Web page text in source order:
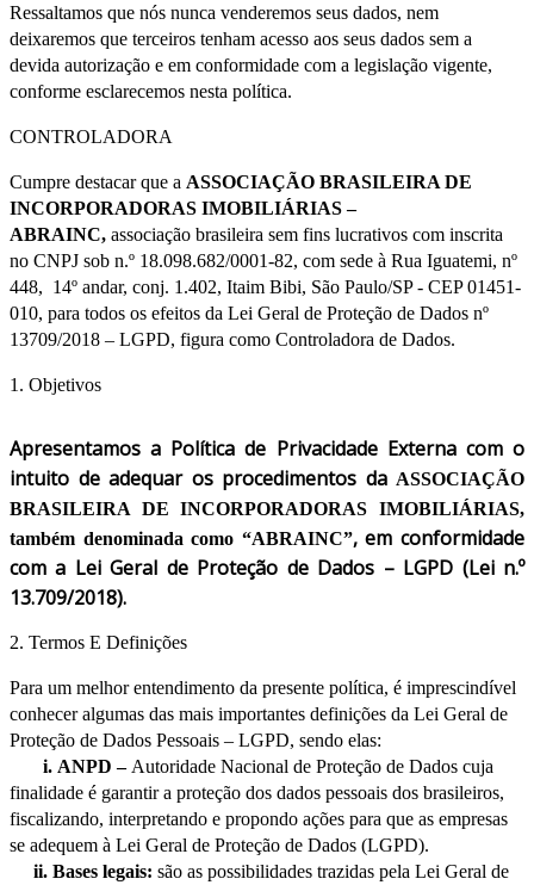
Ressaltamos que nós nunca venderemos seus dados, nem
deixaremos que terceiros tenham acesso aos seus dados sem a
devida autorização e em conformidade com a legislação vigente,
conforme esclarecemos nesta política.
CONTROLADORA
Cumpre destacar que a ASSOCIAÇÃO BRASILEIRA DE
INCORPORADORAS IMOBILIÁRIAS –
ABRAINC, associação brasileira sem fins lucrativos com inscrita
no CNPJ sob n.º 18.098.682/0001-82, com sede à Rua Iguatemi, nº
448, 14º andar, conj. 1.402, Itaim Bibi, São Paulo/SP - CEP 01451-
010, para todos os efeitos da Lei Geral de Proteção de Dados nº
13709/2018 – LGPD, figura como Controladora de Dados.
1. Objetivos
Apresentamos a Política de Privacidade Externa com o
intuito de adequar os procedimentos da ASSOCIAÇÃO
BRASILEIRA DE INCORPORADORAS IMOBILIÁRIAS,
também denominada como “ABRAINC”, em conformidade
com a Lei Geral de Proteção de Dados – LGPD (Lei n.º
13.709/2018).
2. Termos E Definições
Para um melhor entendimento da presente política, é imprescindível
conhecer algumas das mais importantes definições da Lei Geral de
Proteção de Dados Pessoais – LGPD, sendo elas:
i. ANPD – Autoridade Nacional de Proteção de Dados cuja
finalidade é garantir a proteção dos dados pessoais dos brasileiros,
fiscalizando, interpretando e propondo ações para que as empresas
se adequem à Lei Geral de Proteção de Dados (LGPD).
ii. Bases legais: são as possibilidades trazidas pela Lei Geral de